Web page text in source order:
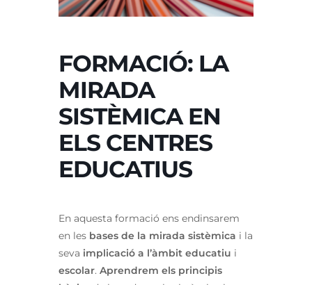
FORMACIÓ: LA
MIRADA
SISTÈMICA EN
ELS CENTRES
EDUCATIUS
En aquesta formació ens endinsarem
en les bases de la mirada sistèmica i la
seva implicació a l’àmbit educatiu i
escolar. Aprendrem els principis